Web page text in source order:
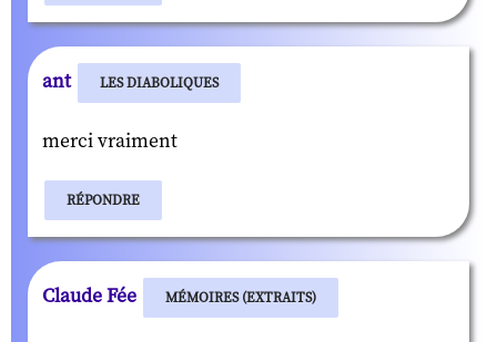
ant LES DIABOLIQUES
merci vraiment
RÉPONDRE
Claude Fée MÉMOIRES (EXTRAITS)